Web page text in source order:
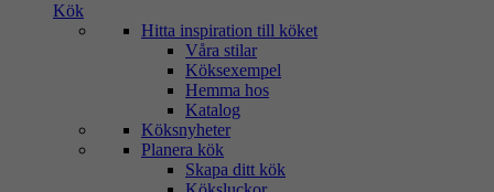
Kök
Hitta inspiration till köket
Våra stilar
Köksexempel
Hemma hos
Katalog
Köksnyheter
Planera kök
Skapa ditt kök